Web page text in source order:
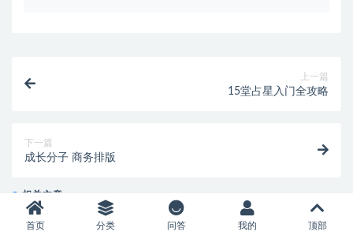
上一篇
15堂占星入门全攻略
下一篇
成长分子 商务排版
相关文章
首页 分类 问答 我的 顶部